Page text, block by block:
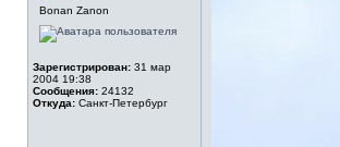
Bonan Zanon
Зарегистрирован: 31 мар
2004 19:38
Сообщения: 24132
Откуда: Санкт-Петербург